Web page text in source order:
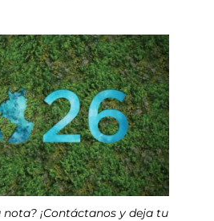
nota? ¡Contáctanos y deja tu